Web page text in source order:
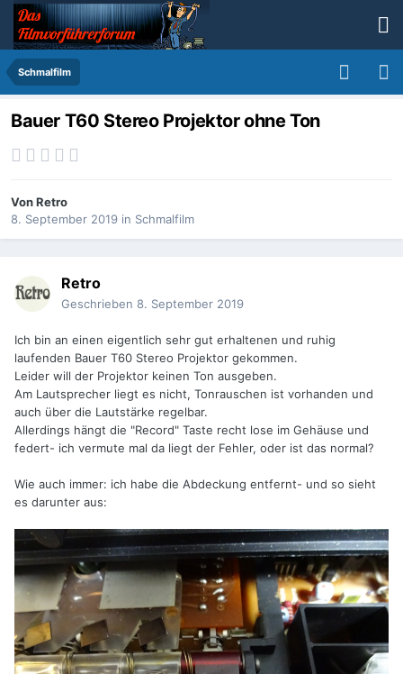
Schmalfilm
Bauer T60 Stereo Projektor ohne Ton
VonRetro
8. September 2019 in Schmalfilm
Retro
Geschrieben 8. September 2019
Ich bin an einen eigentlich sehr gut erhaltenen und ruhig
laufenden Bauer T60 Stereo Projektor gekommen.
Leider will der Projektor keinen Ton ausgeben.
Am Lautsprecher liegt es nicht, Tonrauschen ist vorhanden und
auch über die Lautstärke regelbar.
Allerdings hängt die "Record" Taste recht lose im Gehäuse und
federt- ich vermute mal da liegt der Fehler, oder ist das normal?
Wie auch immer: ich habe die Abdeckung entfernt- und so sieht
es darunter aus: